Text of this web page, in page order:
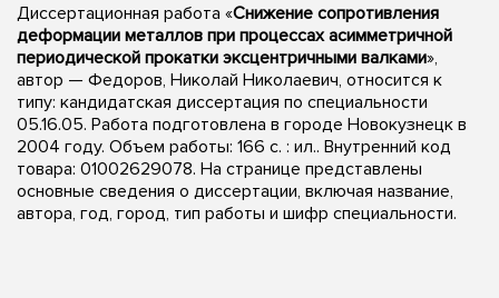
Диссертационная работа «Снижение сопротивления
деформации металлов при процессах асимметричной
периодической прокатки эксцентричными валками»,
автор — Федоров, Николай Николаевич, относится к
типу: кандидатская диссертация по специальности
05.16.05. Работа подготовлена в городе Новокузнецк в
2004 году. Объем работы: 166 с. : ил.. Внутренний код
товара: 01002629078. На странице представлены
основные сведения о диссертации, включая название,
автора, год, город, тип работы и шифр специальности.